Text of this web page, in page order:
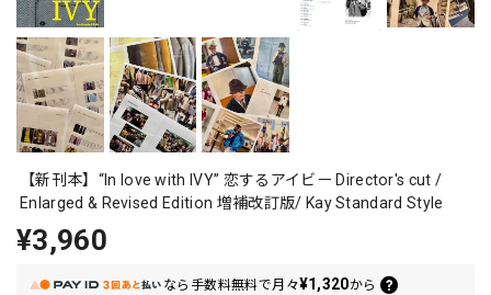
【新刊本】“In love with IVY” 恋するアイビー Director's cut /
Enlarged & Revised Edition 増補改訂版/ Kay Standard Style
¥3,960
なら 手数料無料で月々¥1,320から